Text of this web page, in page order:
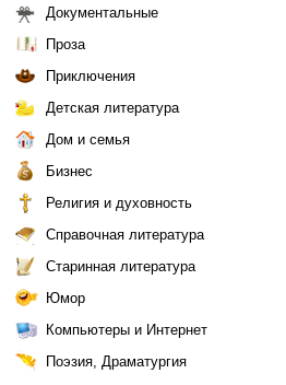
Документальные
Проза
Приключения
Детская литература
Дом и семья
Бизнес
Религия и духовность
Справочная литература
Старинная литература
Юмор
Компьютеры и Интернет
Поэзия, Драматургия